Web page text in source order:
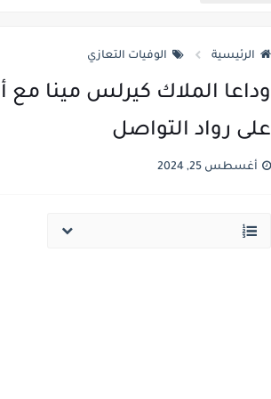
عذراء اول من تعجن وتخبز
غضب مصري ضد المخرجة فدوى
المصرية فدوى تقول مفيش دين
الرئيسية الوفيات التعازي
وداعا الملاك كيرلس مينا
على رواد التواصل
أغسطس 25, 2024